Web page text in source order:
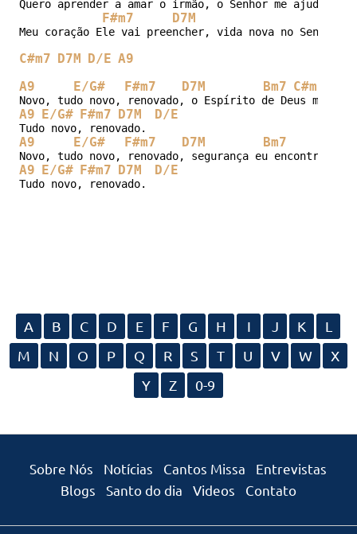
Quero aprender a amar o irmão, o Senhor me ajudará
F#m7 D7M
Meu coração Ele vai preencher, vida nova no Senhor
C#m7 D7M D/E A9
A9
E/G# F#m7 D7M Bm7 C#m7
A9 E/G# F#m7 D7M D/E
A9 E/G# F#m7 D7M Bm7
A9 E/G# F#m7 D7M D/E
Tudo novo, renovado.
A B C D E F G H I J K
L
M
N O P Q R S T U V W
X
Y
Z 0-9
Sobre Nós Notícias Cantos Missa
Entrevistas
Blogs
Santo do dia Videos Contato